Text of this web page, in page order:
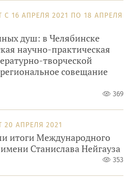
С 16 АПРЕЛЯ 2021 ПО 18 АПРЕЛЯ
душ: в Челябинске
научно-практическая
творческой
совещание
369
20 АПРЕЛЯ 2021
итоги Международного
Станислава Нейгауза
353